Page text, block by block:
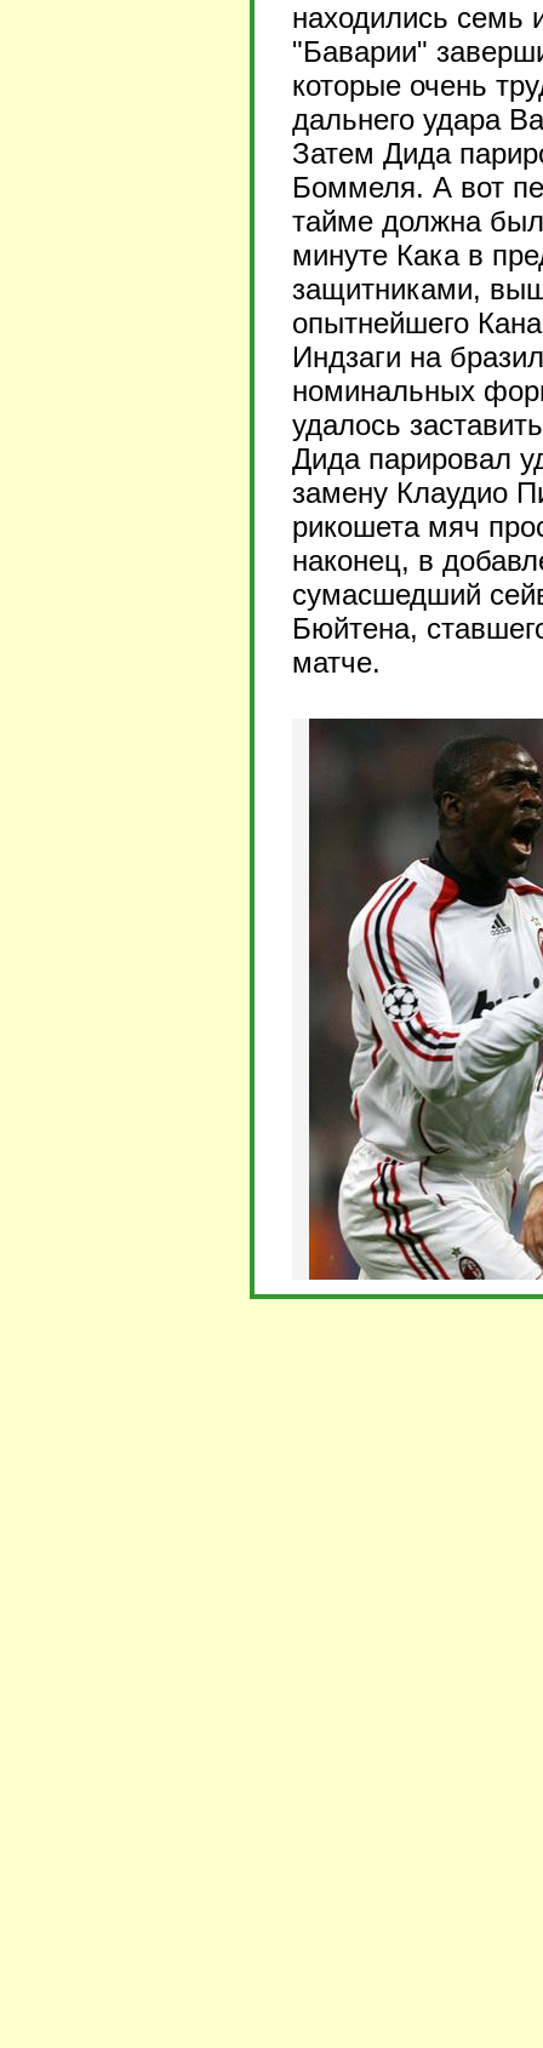
находились семь
"Баварии"
которые очень
дальнего удара
Затем Дида
Боммеля. А вот
тайме должна
минуте Кака в
защитниками,
опытнейшего
Индзаги на
номинальных
удалось
Дида парировал
замену Клаудио
рикошета мяч
наконец, в
сумасшедший
Бюйтена,
матче.